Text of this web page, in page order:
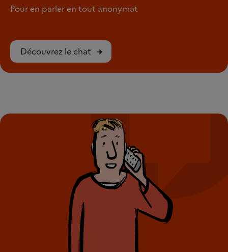
Pour en parler en tout anonymat
Découvrez le chat